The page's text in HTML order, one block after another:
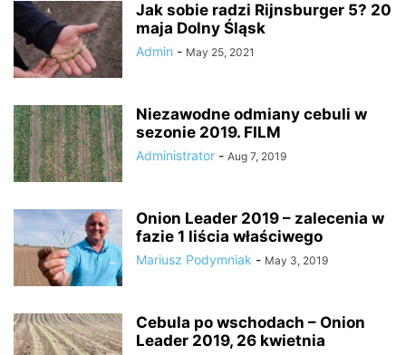
Jak sobie radzi Rijnsburger 5? 20
maja Dolny Śląsk
Admin - May 25, 2021
Niezawodne odmiany cebuli w
sezonie 2019. FILM
Administrator - Aug 7, 2019
Onion Leader 2019 – zalecenia w
fazie 1 liścia właściwego
Mariusz Podymniak - May 3, 2019
Cebula po wschodach – Onion
Leader 2019, 26 kwietnia